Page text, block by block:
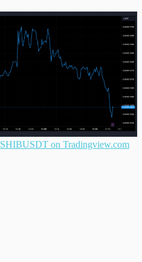
SHIBUSDT on Tradingview.com